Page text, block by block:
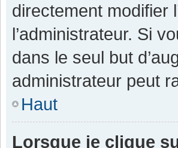
directement modifier
l’administrateur. Si
dans le seul but
administrateur peut
Haut
Lorsque je clique